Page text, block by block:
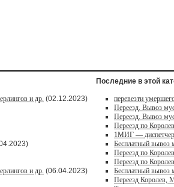
и др. (02.12.2023)
и др. (06.04.2023)
Последние в этой
перевезти
Переезд. Вывоз
Переезд. Вывоз
Переезд по
1МИГ —
Бесплатный вывоз
Переезд по
Переезд по
Бесплатный вывоз
Переезд Королев,